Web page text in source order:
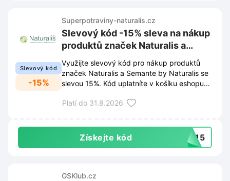
Slevový kód
-15%
Superpotraviny-naturalis.cz
Slevový kód -15% sleva na nákup
produktů značek Naturalis a
Semante by Naturalis na
Superpotraviny-naturalis.cz
Využijte slevový kód pro nákup produktů
značek Naturalis a Semante by Naturalis se
slevou 15%. Kód uplatníte v košíku eshopu
pořízení kvalitních superpotravin.
Platí do 31.8.2026
Získejte kód OB15
GSKlub.cz